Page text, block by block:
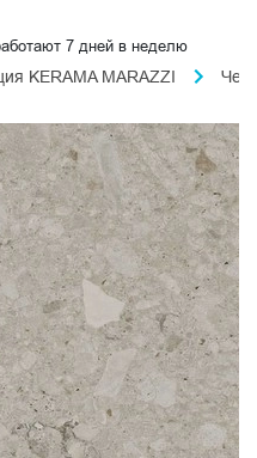
7 дней в неделю
KERAMA MARAZZI